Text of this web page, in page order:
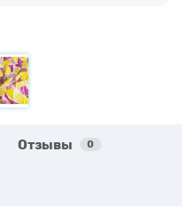
Отзывы 0